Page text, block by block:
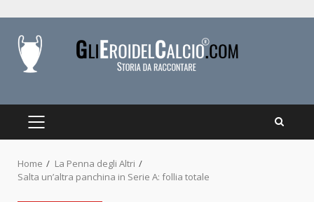
content
PRIMARY
Home
La Penna degli Altri
Salta un’altra panchina in Serie A: follia totale